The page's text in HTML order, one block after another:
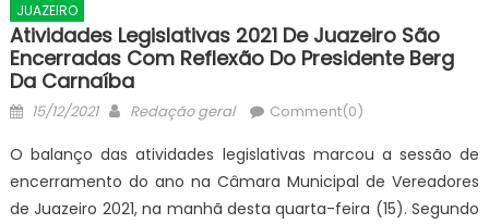
JUAZEIRO
Atividades Legislativas 2021 De Juazeiro São
Encerradas Com Reflexão Do Presidente Berg
Da Carnaíba
Posted
15/12/2021 Author
Redação geral Comment(0)
O balanço das atividades legislativas marcou a sessão de
encerramento do ano na Câmara Municipal de Vereadores
de Juazeiro 2021, na manhã desta quarta-feira (15). Segundo